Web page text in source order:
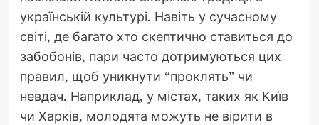
українській культурі. Навіть у сучасному
світі, де багато хто скептично ставиться до
забобонів, пари часто дотримуються цих
правил, щоб уникнути “проклять” чи
невдач. Наприклад, у містах, таких як Київ
чи Харків, молодята можуть не вірити в